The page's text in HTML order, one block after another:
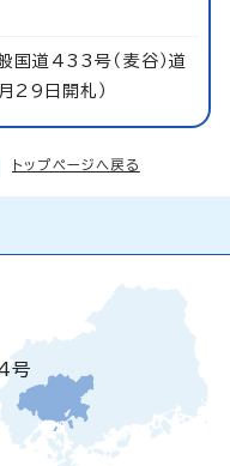
国道433号（麦谷）道
29日開札）
トップページへ戻る
号